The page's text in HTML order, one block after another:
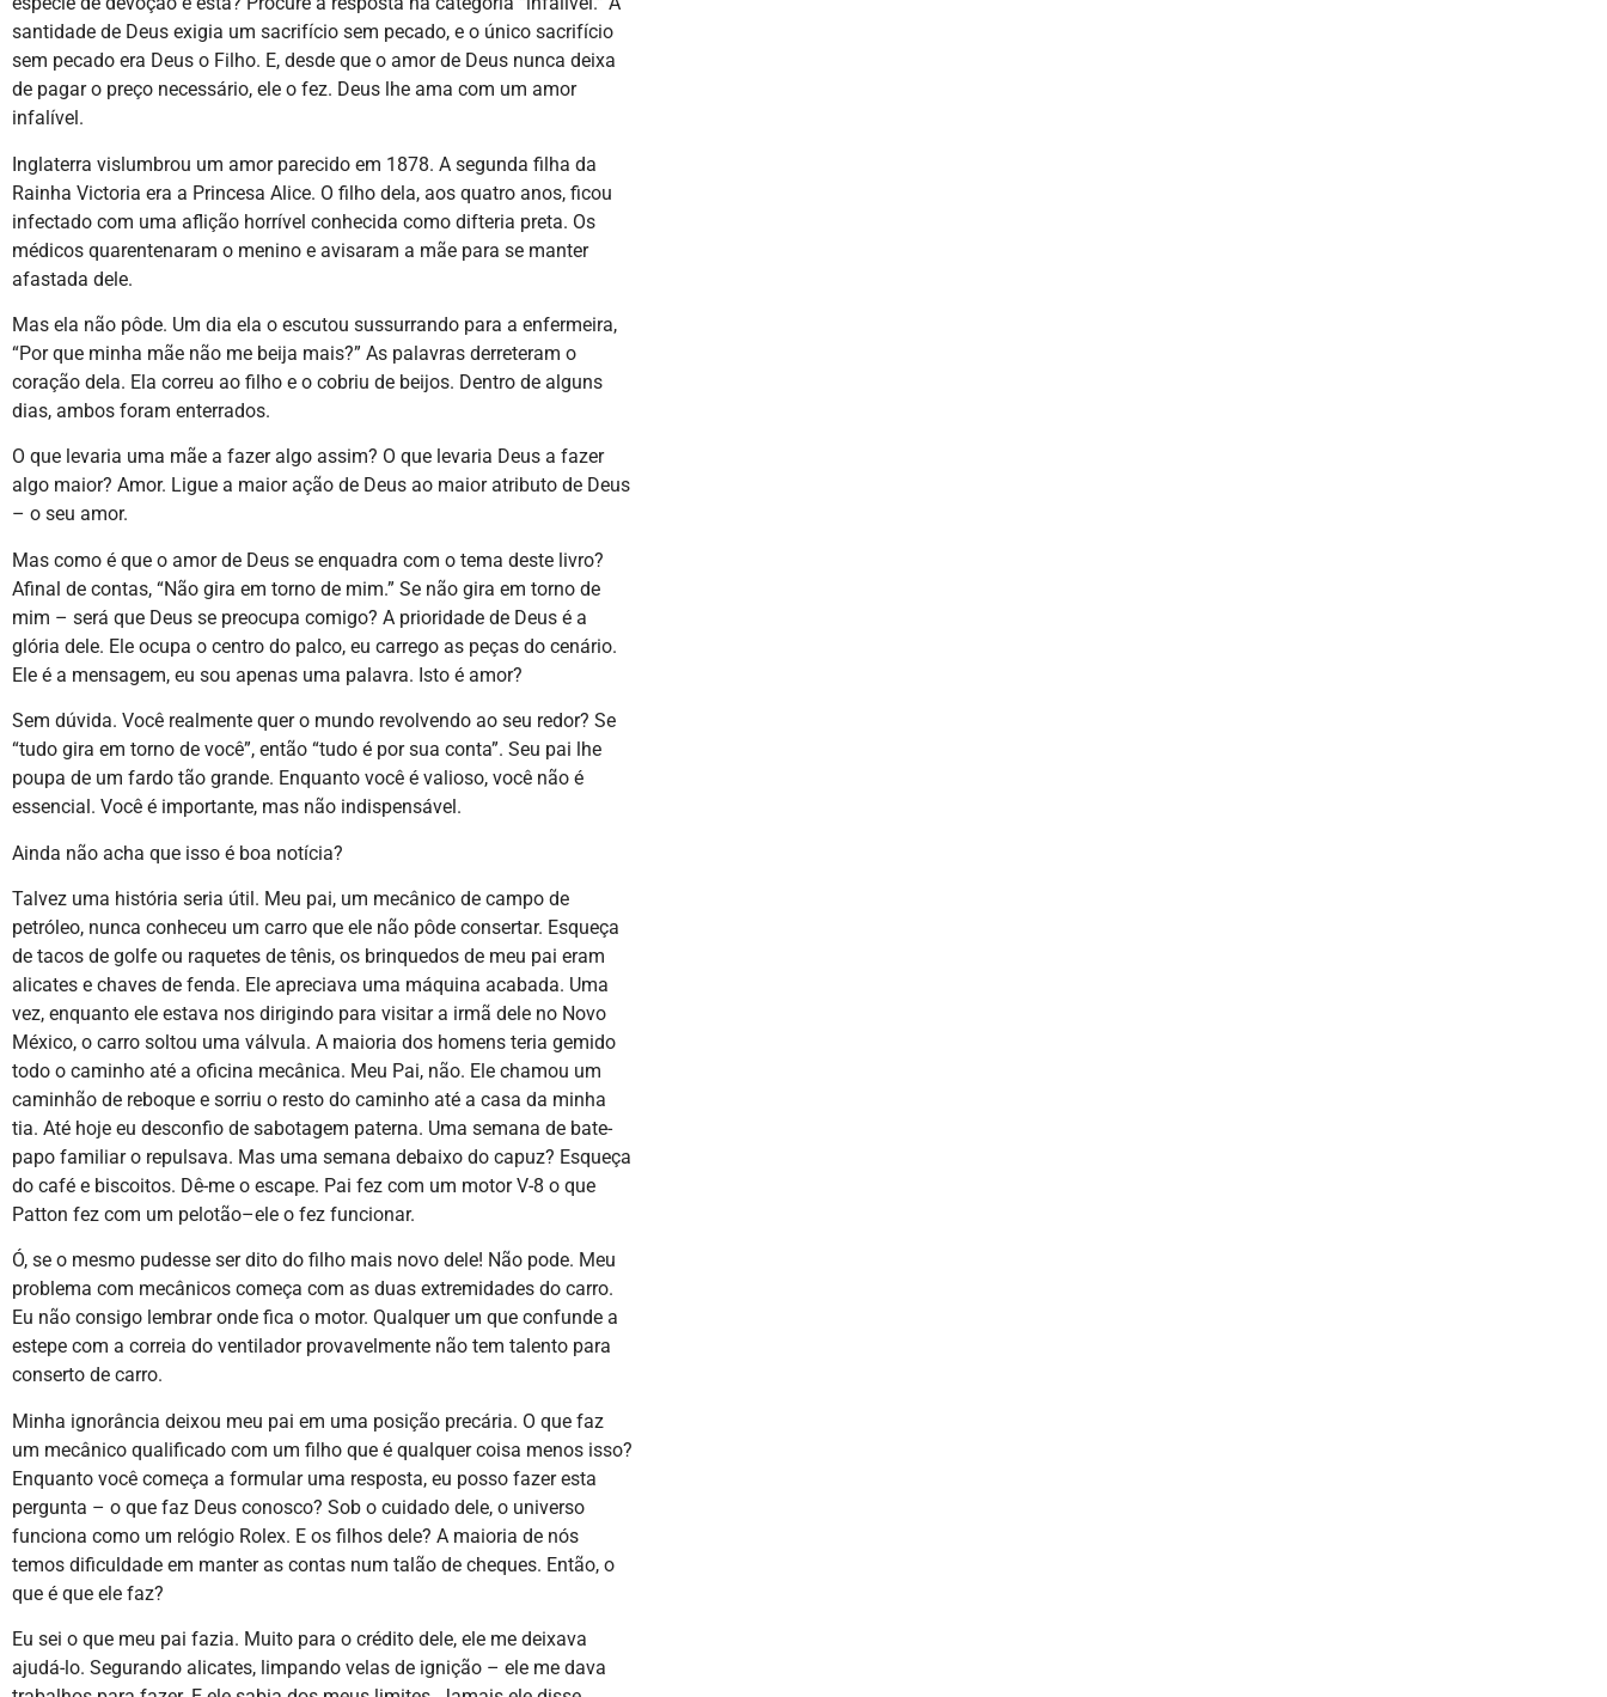
santidade de Deus exigia um sacrifício sem pecado, e o único sacrifício
sem pecado era Deus o Filho. E, desde que o amor de Deus nunca deixa
de pagar o preço necessário, ele o fez. Deus lhe ama com um amor
infalível.
Inglaterra vislumbrou um amor parecido em 1878. A segunda filha da
Rainha Victoria era a Princesa Alice. O filho dela, aos quatro anos, ficou
infectado com uma aflição horrível conhecida como difteria preta. Os
médicos quarentenaram o menino e avisaram a mãe para se manter
afastada dele.
Mas ela não pôde. Um dia ela o escutou sussurrando para a enfermeira,
“Por que minha mãe não me beija mais?” As palavras derreteram o
coração dela. Ela correu ao filho e o cobriu de beijos. Dentro de alguns
dias, ambos foram enterrados.
O que levaria uma mãe a fazer algo assim? O que levaria Deus a fazer
algo maior? Amor. Ligue a maior ação de Deus ao maior atributo de Deus
– o seu amor.
Mas como é que o amor de Deus se enquadra com o tema deste livro?
Afinal de contas, “Não gira em torno de mim.” Se não gira em torno de
mim – será que Deus se preocupa comigo? A prioridade de Deus é a
glória dele. Ele ocupa o centro do palco, eu carrego as peças do cenário.
Ele é a mensagem, eu sou apenas uma palavra. Isto é amor?
Sem dúvida. Você realmente quer o mundo revolvendo ao seu redor? Se
“tudo gira em torno de você”, então “tudo é por sua conta”. Seu pai lhe
poupa de um fardo tão grande. Enquanto você é valioso, você não é
essencial. Você é importante, mas não indispensável.
Ainda não acha que isso é boa notícia?
Talvez uma história seria útil. Meu pai, um mecânico de campo de
petróleo, nunca conheceu um carro que ele não pôde consertar. Esqueça
de tacos de golfe ou raquetes de tênis, os brinquedos de meu pai eram
alicates e chaves de fenda. Ele apreciava uma máquina acabada. Uma
vez, enquanto ele estava nos dirigindo para visitar a irmã dele no Novo
México, o carro soltou uma válvula. A maioria dos homens teria gemido
todo o caminho até a oficina mecânica. Meu Pai, não. Ele chamou um
caminhão de reboque e sorriu o resto do caminho até a casa da minha
tia. Até hoje eu desconfio de sabotagem paterna. Uma semana de bate-
papo familiar o repulsava. Mas uma semana debaixo do capuz? Esqueça
do café e biscoitos. Dê-me o escape. Pai fez com um motor V-8 o que
Patton fez com um pelotão–ele o fez funcionar.
Ó, se o mesmo pudesse ser dito do filho mais novo dele! Não pode. Meu
problema com mecânicos começa com as duas extremidades do carro.
Eu não consigo lembrar onde fica o motor. Qualquer um que confunde a
estepe com a correia do ventilador provavelmente não tem talento para
conserto de carro.
Minha ignorância deixou meu pai em uma posição precária. O que faz
um mecânico qualificado com um filho que é qualquer coisa menos isso?
Enquanto você começa a formular uma resposta, eu posso fazer esta
pergunta – o que faz Deus conosco? Sob o cuidado dele, o universo
funciona como um relógio Rolex. E os filhos dele? A maioria de nós
temos dificuldade em manter as contas num talão de cheques. Então, o
que é que ele faz?
Eu sei o que meu pai fazia. Muito para o crédito dele, ele me deixava
ajudá-lo. Segurando alicates, limpando velas de ignição – ele me dava